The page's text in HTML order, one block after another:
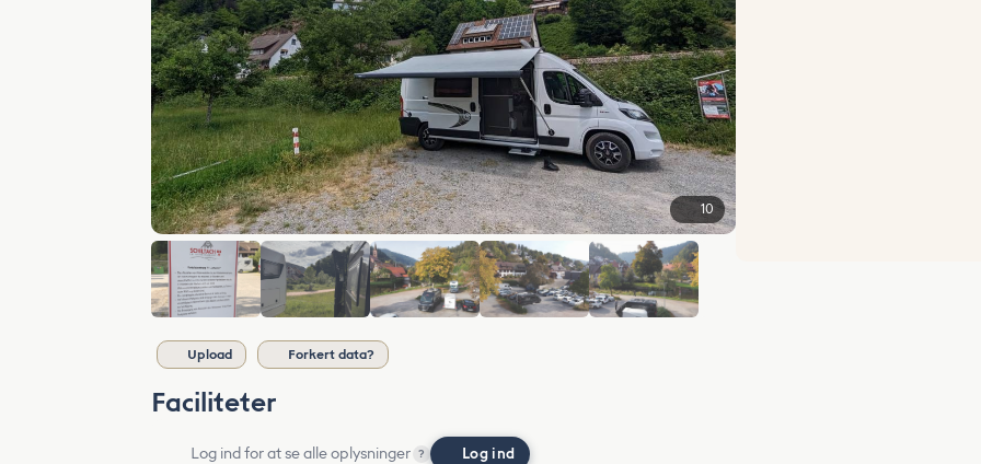
10
Upload Forkert data?
Faciliteter
Log ind for at se alle oplysninger ? Log ind